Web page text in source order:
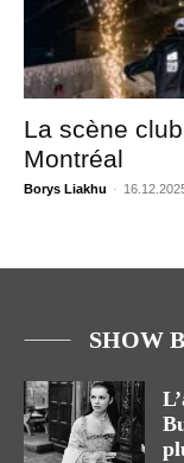
La scène
Montréal
Borys Liakhu -
SHOW